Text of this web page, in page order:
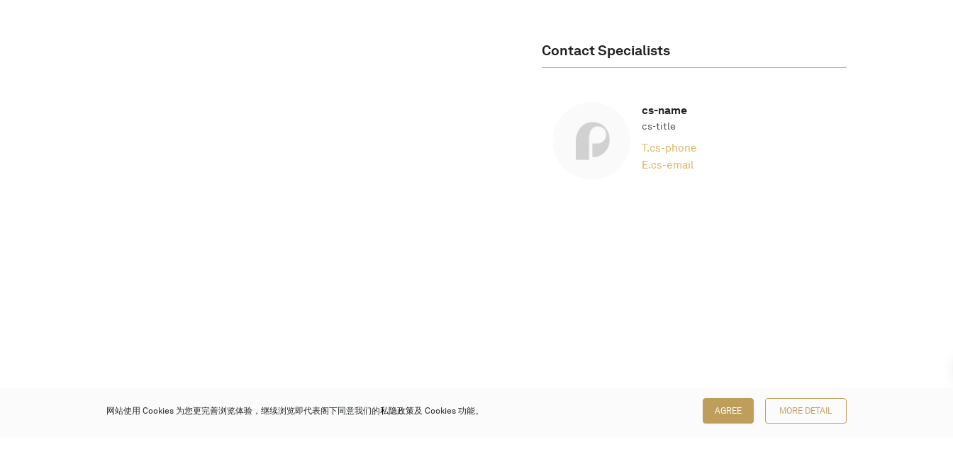
Contact Specialists
cs-name
cs-title
T.cs-phone
E.cs-email
网站使用 Cookies 为您更完善浏览体验，继续浏览即代表阁下同意我们的私隐政策及 Cookies 功能。 AGREE MORE DETAIL